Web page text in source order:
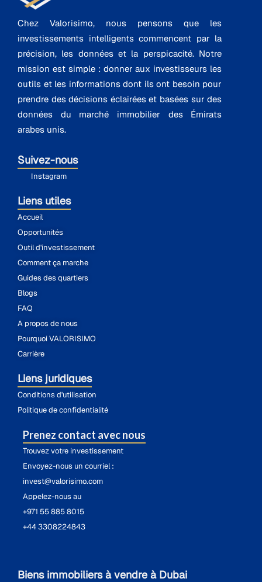
Chez Valorisimo, nous pensons que les
investissements intelligents commencent par la
précision, les données et la perspicacité. Notre
mission est simple : donner aux investisseurs les
outils et les informations dont ils ont besoin pour
prendre des décisions éclairées et basées sur des
données du marché immobilier des Émirats
arabes unis.
Suivez-nous
Instagram
Liens utiles
Accueil
Opportunités
Outil d'investissement
Comment ça marche
Guides des quartiers
Blogs
FAQ
A propos de nous
Pourquoi VALORISIMO
Carrière
Liens juridiques
Conditions d'utilisation
Politique de confidentialité
Prenez contact avec nous
Trouvez votre investissement
Envoyez-nous un courriel :
invest@valorisimo.com
Appelez-nous au
+971 55 885 8015
+44 3308224843
Biens immobiliers à vendre à Dubai